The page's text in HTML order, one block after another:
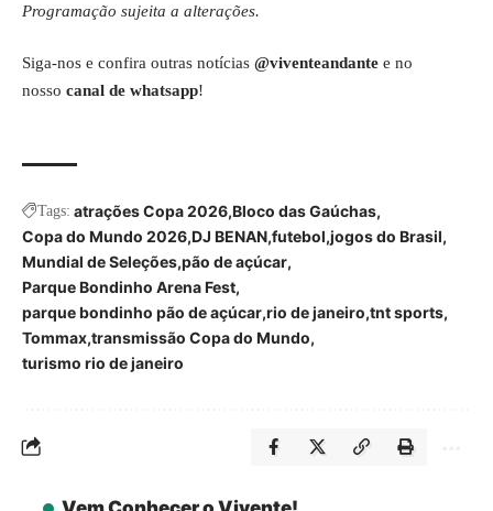
Programação sujeita a alterações.
Siga-nos e confira outras notícias @viventeandante e no
nosso canal de whatsapp!
Tags: atrações Copa 2026 Bloco das Gaúchas
Copa do Mundo 2026 DJ BENAN futebol jogos do Brasil
Mundial de Seleções pão de açúcar
Parque Bondinho Arena Fest
parque bondinho pão de açúcar rio de janeiro tnt sports
Tommax transmissão Copa do Mundo
turismo rio de janeiro